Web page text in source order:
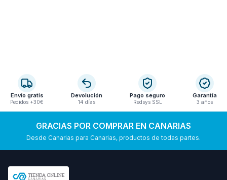
Envío gratis
Pedidos +30€
Devolución
14 días
Pago seguro
Redsys SSL
Garantía
3 años
GRACIAS POR COMPRAR EN CANARIAS
Desde Canarias para Canarias, productos de todas partes.